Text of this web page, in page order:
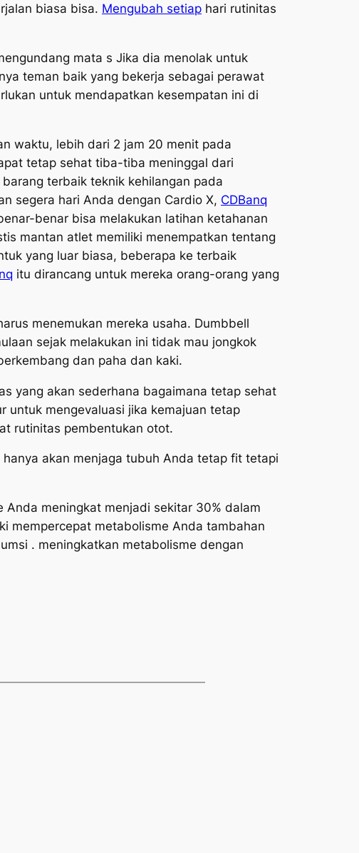
biasa bisa. Mengubah setiap hari rutinitas
mata s Jika dia menolak untuk
teman baik yang bekerja sebagai perawat
untuk mendapatkan kesempatan ini di
waktu, lebih dari 2 jam 20 menit pada
tetap sehat tiba-tiba meninggal dari
terbaik teknik kehilangan pada
segera hari Anda dengan Cardio X, CDBanq
benar bisa melakukan latihan ketahanan
mantan atlet memiliki menempatkan tentang
yang luar biasa, beberapa ke terbaik
itu dirancang untuk mereka orang-orang yang
menemukan mereka usaha. Dumbbell
sejak melakukan ini tidak mau jongkok
dan paha dan kaki.
yang akan sederhana bagaimana tetap sehat
untuk mengevaluasi jika kemajuan tetap
rutinitas pembentukan otot.
akan menjaga tubuh Anda tetap fit tetapi
meningkat menjadi sekitar 30% dalam
mempercepat metabolisme Anda tambahan
. meningkatkan metabolisme dengan